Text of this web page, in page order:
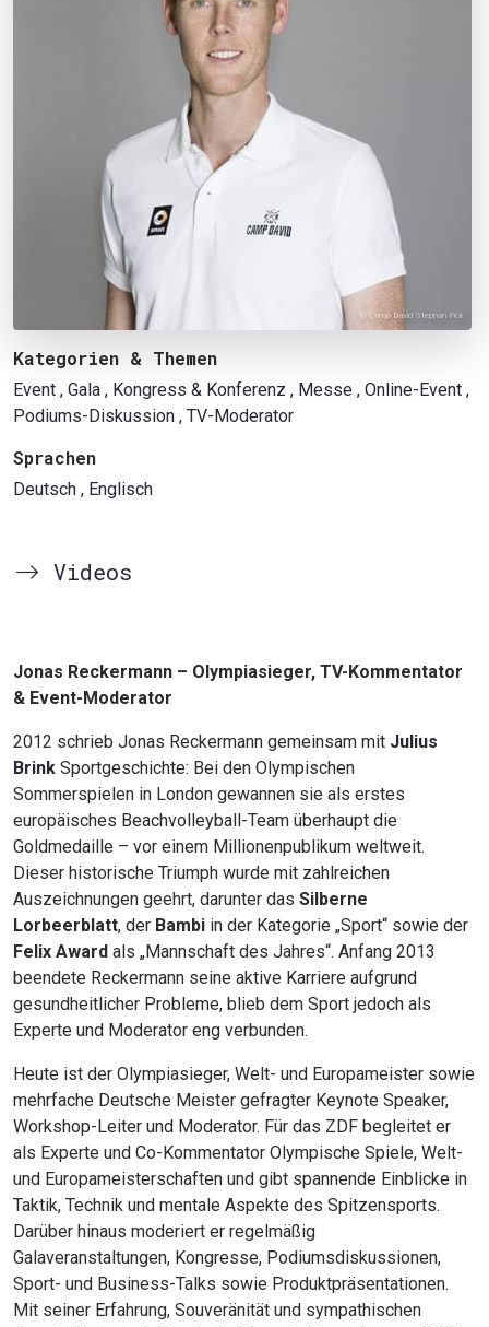
© Camp David Stephan Pick
Kategorien & Themen
Event , Gala , Kongress & Konferenz , Messe , Online-Event ,
Podiums-Diskussion , TV-Moderator
Sprachen
Deutsch , Englisch
Videos
Jonas Reckermann – Olympiasieger, TV-Kommentator
& Event-Moderator
2012 schrieb Jonas Reckermann gemeinsam mit Julius
Brink Sportgeschichte: Bei den Olympischen
Sommerspielen in London gewannen sie als erstes
europäisches Beachvolleyball-Team überhaupt die
Goldmedaille – vor einem Millionenpublikum weltweit.
Dieser historische Triumph wurde mit zahlreichen
Auszeichnungen geehrt, darunter das Silberne
Lorbeerblatt, der Bambi in der Kategorie „Sport“ sowie der
Felix Award als „Mannschaft des Jahres“. Anfang 2013
beendete Reckermann seine aktive Karriere aufgrund
gesundheitlicher Probleme, blieb dem Sport jedoch als
Experte und Moderator eng verbunden.
Heute ist der Olympiasieger, Welt- und Europameister sowie
mehrfache Deutsche Meister gefragter Keynote Speaker,
Workshop-Leiter und Moderator. Für das ZDF begleitet er
als Experte und Co-Kommentator Olympische Spiele, Welt-
und Europameisterschaften und gibt spannende Einblicke in
Taktik, Technik und mentale Aspekte des Spitzensports.
Darüber hinaus moderiert er regelmäßig
Galaveranstaltungen, Kongresse, Podiumsdiskussionen,
Sport- und Business-Talks sowie Produktpräsentationen.
Mit seiner Erfahrung, Souveränität und sympathischen
JETZT SUCHEN